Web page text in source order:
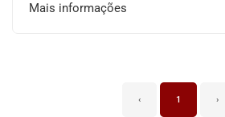
Mais informações
‹ 1 ›